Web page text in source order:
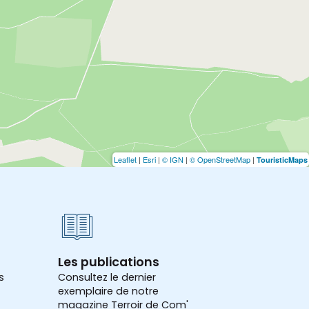
Leaflet | Esri | © IGN | © OpenStreetMap | TouristicMaps
Les publications
Consultez le dernier
exemplaire de notre
magazine Terroir de Com'